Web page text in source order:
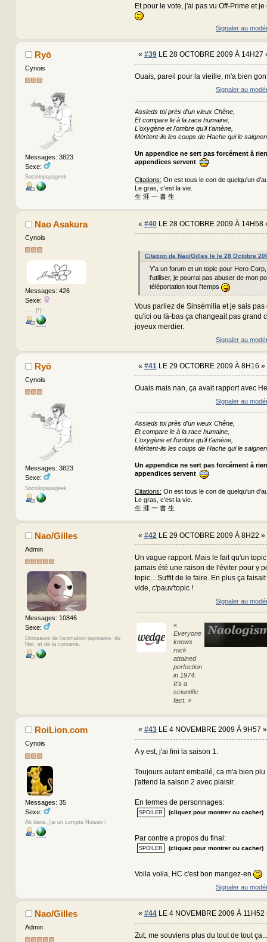
Et pour le vote, j'ai pas vu Off-Prime et
Signaler au
Ryō
Cynois
Messages: 3823
Sexe:
Sociolopapageek
« #39LE 28 OCTOBRE 2009 À 14H27
Ouais, pareil pour la vieille, m'a bien
Signaler au
Assieds toi près d'un vieux Chêne,
Et compare le à la race humaine,
L'oxygène et l'ombre qu'il t'amène,
Méritent-ils les coups de Hache qui le
Un appendice ne sert pas forcément à
appendices servent
Citations: On est tous le con de quelqu'un
Le gras, c'est la vie.
生 涯 一 書 生
Nao Asakura
Cynois
Messages: 426
Sexe:
..... {*}
« #40LE 28 OCTOBRE 2009 À 14H58
Citation de Nao/Gilles le le 28 Octobre
Y'a un forum et un topic pour Hero
l'utiliser, je pourrai pas abuser de mon
téléportation tout l'temps
Vous parliez de Sinsémilia et je sais pas
qu'ici ou là-bas ça changeait pas grand
joyeux merdier.
Signaler au
Ryō
Cynois
Messages: 3823
Sexe:
Sociolopapageek
« #41LE 29 OCTOBRE 2009 À 8H16 »
Ouais mais nan, ça avait rapport avec
Signaler au
Assieds toi près d'un vieux Chêne,
Et compare le à la race humaine,
L'oxygène et l'ombre qu'il t'amène,
Méritent-ils les coups de Hache qui le
Un appendice ne sert pas forcément à
appendices servent
Citations: On est tous le con de quelqu'un
Le gras, c'est la vie.
生 涯 一 書 生
Nao/Gilles
Admin
Messages: 10846
Sexe:
Dinosaure de l'animation japonaise, du
Net, et de la connerie.
« #42LE 29 OCTOBRE 2009 À 8H22 »
Un vague rapport. Mais le fait qu'un
jamais été une raison de l'éviter pour y
topic... Suffit de le faire. En plus ça
vide, c'pauv'topic !
Signaler au
«
Everyone
knows
rock
attained
perfection
in 1974.
It's a
scientific
fact. »
RoiLion.com
Cynois
Messages: 35
Sexe:
Ah tiens, j'ai un compte Noisen !
« #43LE 4 NOVEMBRE 2009 À 9H57 »
A y est, j'ai fini la saison 1.
Toujours autant emballé, ca m'a bien plu
j'attend la saison 2 avec plaisir.
En termes de personnages:
(cliquez pour montrer ou cacher)
Par contre a propos du final:
(cliquez pour montrer ou cacher)
Voila voila, HC c'est bon mangez-en
Signaler au
Nao/Gilles
Admin
« #44LE 4 NOVEMBRE 2009 À 11H52
Zut, me souviens plus du tout de tout